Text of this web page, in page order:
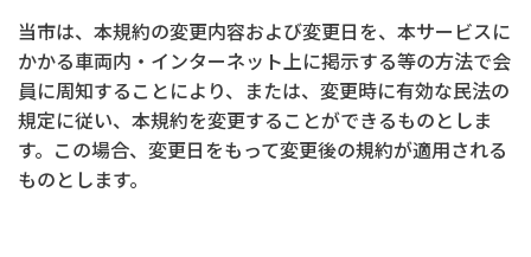
当市は、本規約の変更内容および変更日を、本サービスに
かかる車両内・インターネット上に掲示する等の方法で会
員に周知することにより、または、変更時に有効な民法の
規定に従い、本規約を変更することができるものとしま
す。この場合、変更日をもって変更後の規約が適用される
ものとします。